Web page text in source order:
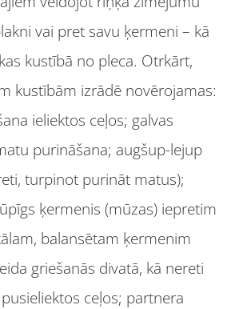
vai pret savu ķermeni – kā
kustībā no pleca. Otrkārt,
kustībām izrādē novērojamas:
ieliektos ceļos; galvas
purināšana; augšup-lejup
turpinot purināt matus);
ķermenis (mūzas) iepretim
balansētam ķermenim
griešanās divatā, kā nereti
ceļos; partnera